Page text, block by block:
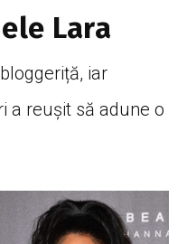
Lara
iar
a reușit să adune o